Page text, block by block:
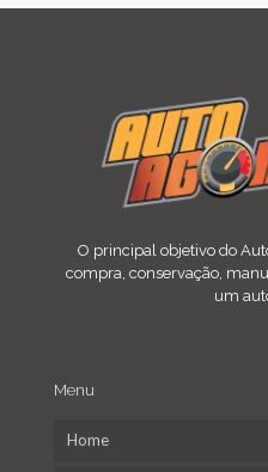
O principal objetivo do
compra, conservação,
um
Menu
Home